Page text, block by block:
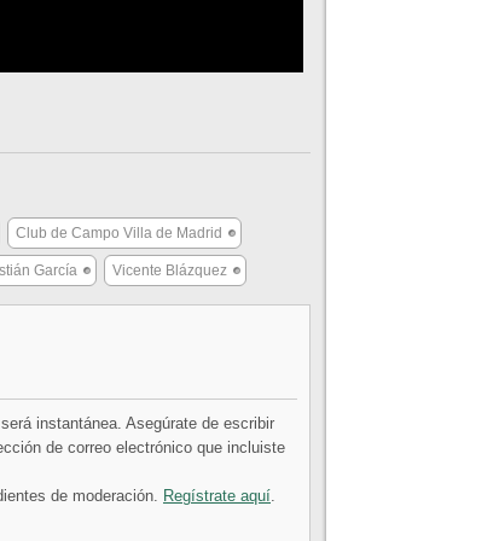
Club de Campo Villa de Madrid
García Vicente Blázquez
instantánea. Asegúrate de escribir
de correo electrónico que incluiste
de moderación. Regístrate aquí.